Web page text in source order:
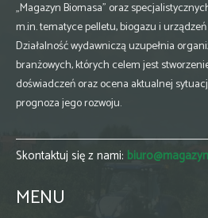
„Magazyn Biomasa” oraz
m.in. tematyce pelletu, biogazu i
Działalność wydawniczą uzupełnia
branżowych, których celem jest
doświadczeń oraz ocena aktualnej
prognoza jego rozwoju.
Skontaktuj się z nami:
MENU